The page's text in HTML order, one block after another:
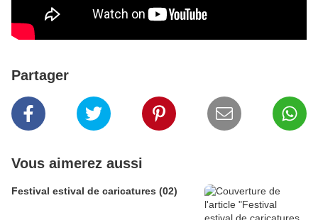
Partager
Vous aimerez aussi
Festival estival de caricatures (02)